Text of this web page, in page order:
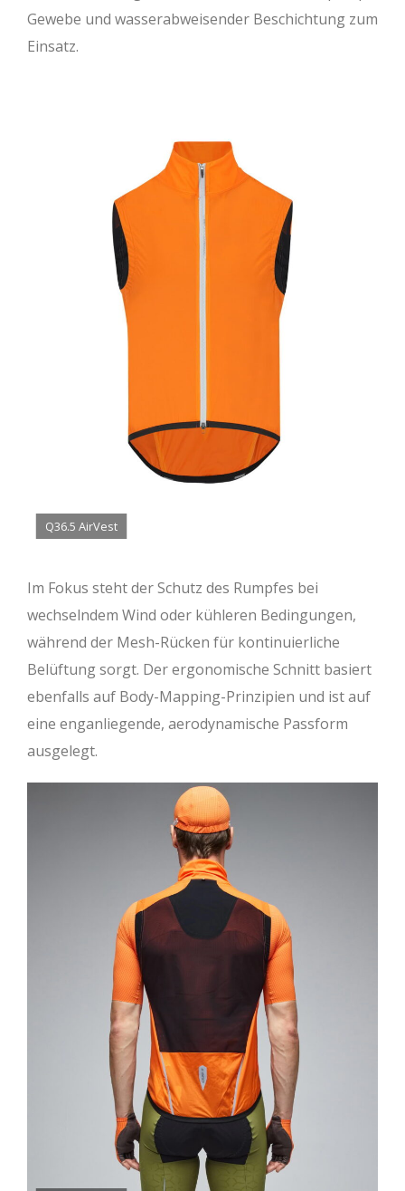
Gewebe und wasserabweisender Beschichtung zum
Einsatz.
Q36.5 AirVest
Im Fokus steht der Schutz des Rumpfes bei
wechselndem Wind oder kühleren Bedingungen,
während der Mesh-Rücken für kontinuierliche
Belüftung sorgt. Der ergonomische Schnitt basiert
ebenfalls auf Body-Mapping-Prinzipien und ist auf
eine enganliegende, aerodynamische Passform
ausgelegt.